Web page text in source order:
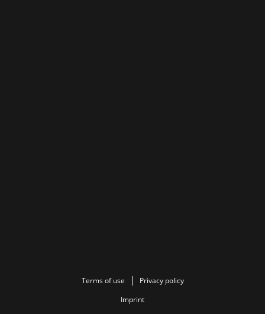
Terms of use
Privacy policy
Imprint